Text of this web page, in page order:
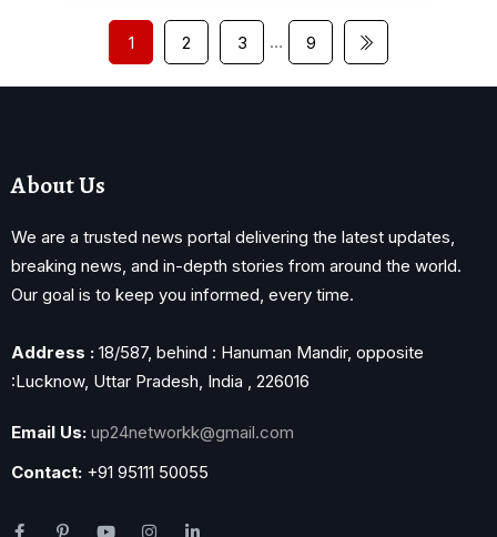
1 2 3 … 9
About Us
We are a trusted news portal delivering the latest updates,
breaking news, and in-depth stories from around the world.
Our goal is to keep you informed, every time.
Address : 18/587, behind : Hanuman Mandir, opposite
:Lucknow, Uttar Pradesh, India , 226016
Email Us: up24networkk@gmail.com
Contact: +91 95111 50055